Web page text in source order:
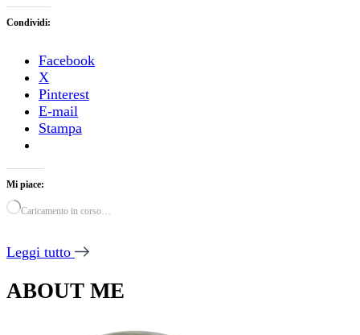
Condividi:
Facebook
X
Pinterest
E-mail
Stampa
Mi piace:
Caricamento in corso…
Leggi tutto
ABOUT ME